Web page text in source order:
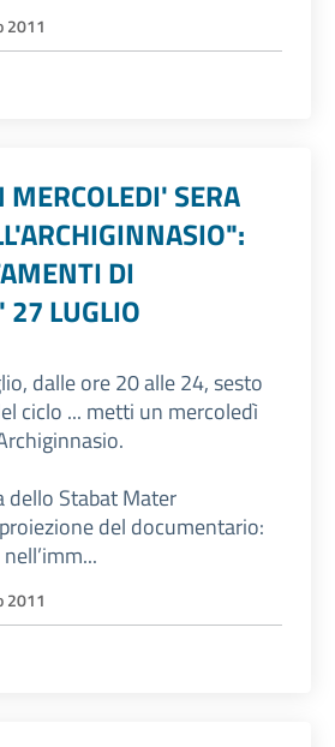
2011
SERA
DI
27 LUGLIO
dalle ore 20 alle 24, sesto
ciclo ... metti un mercoledì
dello Stabat Mater
del documentario:
2011